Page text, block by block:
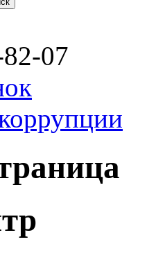
07